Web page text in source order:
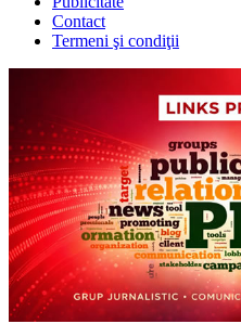
Contact
Termeni şi condiţii